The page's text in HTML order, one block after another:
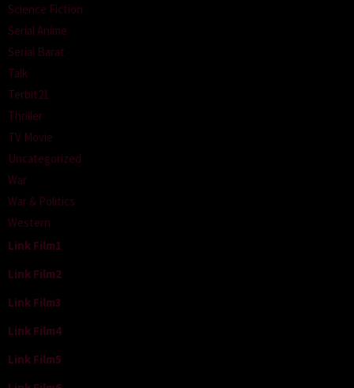
Science Fiction
Serial Anime
Serial Barat
Talk
Terbit21
Thriller
TV Movie
Uncategorized
War
War & Politics
Western
Link Film1
Link Film2
Link Film3
Link Film4
Link Film5